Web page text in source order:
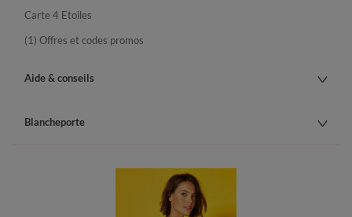
Carte 4 Etoiles
(1) Offres et codes promos
Aide & conseils
Blancheporte